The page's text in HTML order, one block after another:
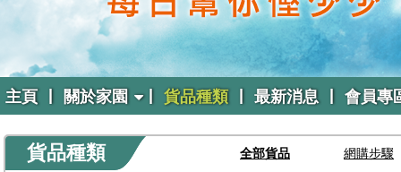
主頁 關於家園 貨品種類 最新消息 會員專
貨品種類 全部貨品 網購步驟